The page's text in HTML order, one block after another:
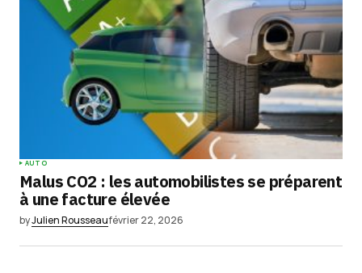
AUTO
Malus CO2 : les automobilistes se préparent
à une facture élevée
byJulien Rousseaufévrier 22, 2026